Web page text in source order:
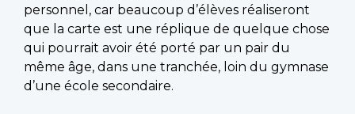
personnel, car beaucoup d’élèves réaliseront
que la carte est une réplique de quelque chose
qui pourrait avoir été porté par un pair du
même âge, dans une tranchée, loin du gymnase
d’une école secondaire.